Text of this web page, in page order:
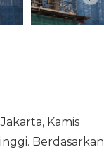
Kamis
Berdasarkan